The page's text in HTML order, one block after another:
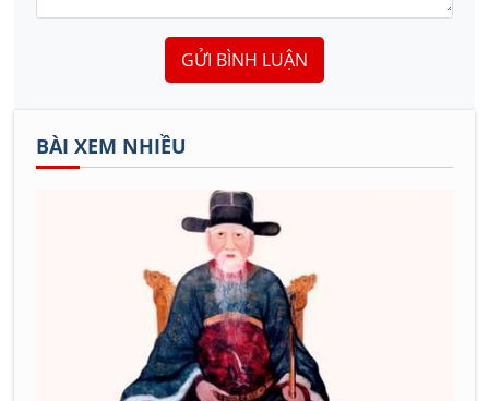
GỬI BÌNH LUẬN
BÀI XEM NHIỀU